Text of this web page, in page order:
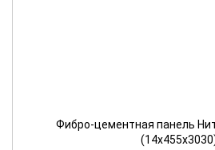
Фибро-цементная панель